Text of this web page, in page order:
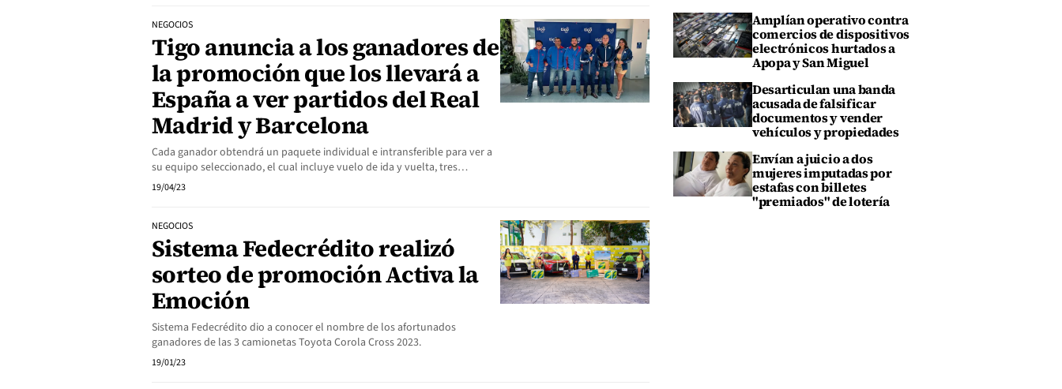
NEGOCIOS
Tigo anuncia a los ganadores de
la promoción que los llevará a
España a ver partidos del Real
Madrid y Barcelona
Cada ganador obtendrá un paquete individual e intransferible para ver a
su equipo seleccionado, el cual incluye vuelo de ida y vuelta, tres…
19/04/23
NEGOCIOS
Sistema Fedecrédito realizó
sorteo de promoción Activa la
Emoción
Sistema Fedecrédito dio a conocer el nombre de los afortunados
ganadores de las 3 camionetas Toyota Corola Cross 2023.
19/01/23
Amplían operativo contra
comercios de dispositivos
electrónicos hurtados a
Apopa y San Miguel
Desarticulan una banda
acusada de falsificar
documentos y vender
vehículos y propiedades
Envían a juicio a dos
mujeres imputadas por
estafas con billetes
"premiados" de lotería